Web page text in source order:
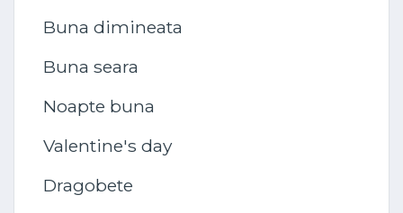
Buna dimineata
Buna seara
Noapte buna
Valentine's day
Dragobete